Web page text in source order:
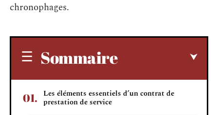
chronophages.
Sommaire
Les éléments essentiels d’un contrat de
prestation de service